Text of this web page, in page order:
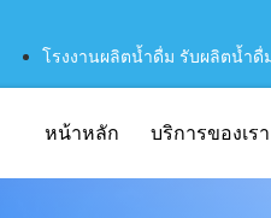
โรงงานผลิตน้ำดื่ม รับผลิตน้ำ
หน้าหลัก บริการของเรา